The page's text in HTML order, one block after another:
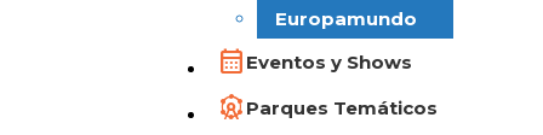
Europamundo
Eventos y Shows
Parques Temáticos